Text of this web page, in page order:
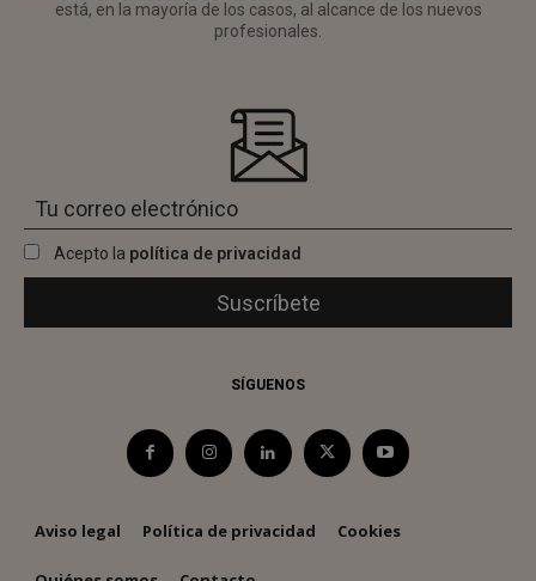
está, en la mayoría de los casos, al alcance de los nuevos
profesionales.
Acepto la política de privacidad
SÍGUENOS
Aviso legal Política de privacidad Cookies